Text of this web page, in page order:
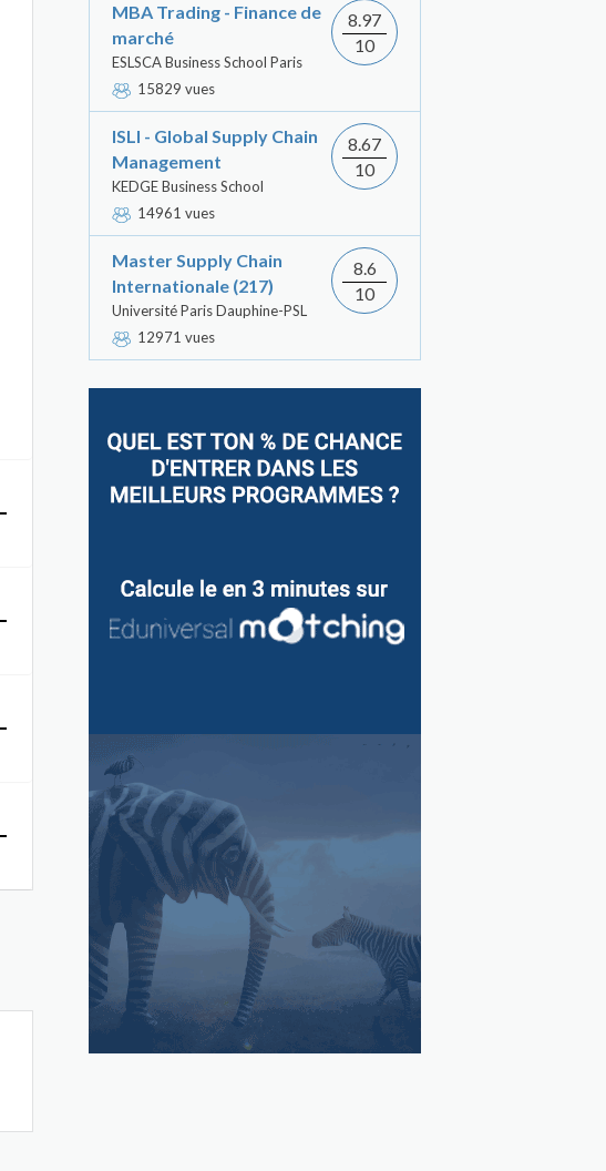
MBA Trading - Finance de
marché
ESLSCA Business School Paris
15829 vues
8.97
10
ISLI - Global Supply Chain
Management
KEDGE Business School
14961 vues
8.67
10
Master Supply Chain
Internationale (217)
Université Paris Dauphine-PSL
12971 vues
8.6
10